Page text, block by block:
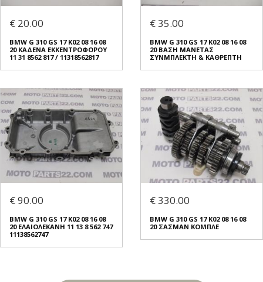
€ 20.00
BMW G 310 GS 17 K02 08 16 08
20 ΚΑΔΕΝΑ ΕΚΚΕΝΤΡΟΦΟΡΟΥ
11 31 8562 817 / 11318562817
€ 35.00
BMW G 310 GS 17 K02 08 16 08
20 ΒΑΣΗ ΜΑΝΕΤΑΣ
ΣΥΝΜΠΛΕΚΤΗ & ΚΑΘΡΕΠΤΗ
€ 90.00
BMW G 310 GS 17 K02 08 16 08
20 ΕΛΑΙΟΛΕΚΑΝΗ 11 13 8 562 747
11138562747
€ 330.00
BMW G 310 GS 17 K02 08 16 08
20 ΣΑΣΜΑΝ ΚΟΜΠΛΕ